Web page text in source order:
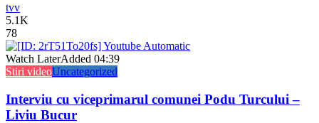
tvv
5.1K
78
Watch LaterAdded 04:39
Stiri videoUncategorized
Interviu cu viceprimarul comunei Podu Turcului –
Liviu Bucur